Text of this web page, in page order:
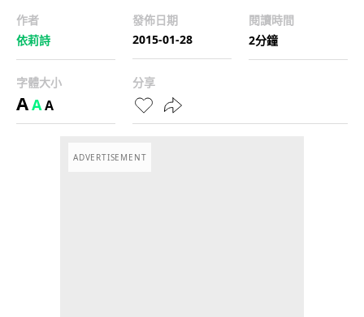
作者
依莉詩
發佈日期
2015-01-28
閱讀時間
2分鐘
字體大小
AAA
分享
ADVERTISEMENT